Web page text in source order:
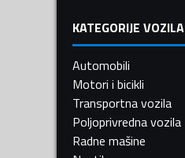
KATEGORIJE VOZILA
Automobili
Motori i bicikli
Transportna vozila
Poljoprivredna vozila
Radne mašine